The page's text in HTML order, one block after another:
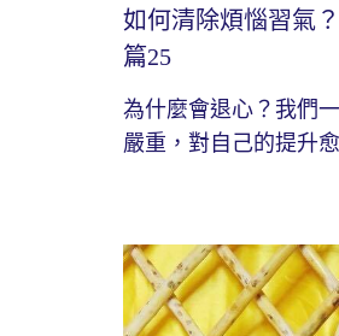
如何清除煩惱習氣
篇25
為什麼會退心？我們
嚴重，對自己的提升